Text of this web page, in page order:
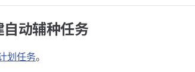
自动辅种任务
划任务。